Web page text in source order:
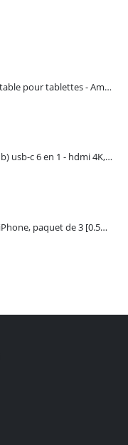
Support multi-angle portable pour tablettes - Amazon Basics
Adaptateur multiple (Hub) usb-c 6 en 1 - hdmi 4K, 3 ports USB 3.0 et lecteur de carte sd tf - UGREEN
Câble de chargeur pour iPhone, paquet de 3 [0.5M 1M 2M] - GIANAC